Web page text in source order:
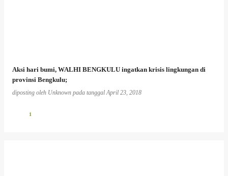
Aksi hari bumi, WALHI BENGKULU ingatkan krisis lingkungan di
provinsi Bengkulu;
diposting oleh Unknown pada tanggalApril 23, 2018
1